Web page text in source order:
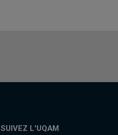
SUIVEZ L'UQAM